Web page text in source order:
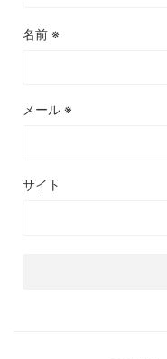
名前 ※
メール ※
サイト